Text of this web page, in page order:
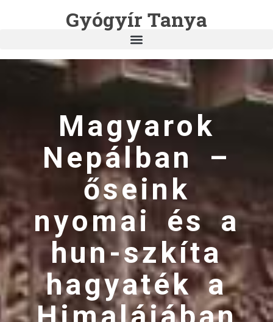
Gyógyír Tanya
Magyarok
Nepálban –
őseink
nyomai és a
hun-szkíta
hagyaték a